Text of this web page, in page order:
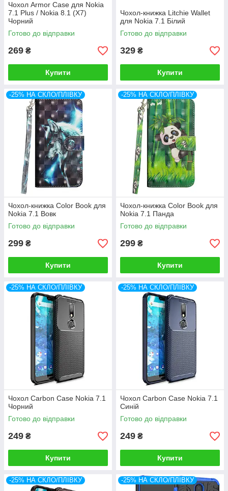
Чохол Armor Case для Nokia
7.1 Plus / Nokia 8.1 (X7)
Чорний
Готово до відправки
269 ₴
Купити
Чохол-книжка Litchie Wallet
для Nokia 7.1 Білий
Готово до відправки
329 ₴
Купити
-25% НА СКЛО/ПЛІВКУ
Чохол-книжка Color Book для
Nokia 7.1 Вовк
Готово до відправки
299 ₴
Купити
-25% НА СКЛО/ПЛІВКУ
Чохол-книжка Color Book для
Nokia 7.1 Панда
Готово до відправки
299 ₴
Купити
-25% НА СКЛО/ПЛІВКУ
Чохол Carbon Case Nokia 7.1
Чорний
Готово до відправки
249 ₴
Купити
-25% НА СКЛО/ПЛІВКУ
Чохол Carbon Case Nokia 7.1
Синій
Готово до відправки
249 ₴
Купити
-25% НА СКЛО/ПЛІВКУ -25% НА СКЛО/ПЛІВКУ